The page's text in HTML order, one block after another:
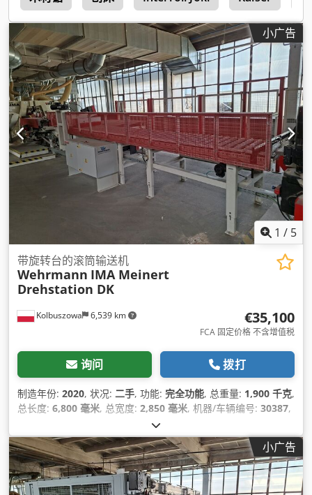
小广告
1 / 5
Kolbuszowa 6,539 km
带旋转台的滚筒输送机
Wehrmann IMA Meinert
Drehstation DK
€35,100
FCA 固定价格 不含增值税
询问 拨打
制造年份: 2020, 状况: 二手, 功能: 完全功能, 总重量: 1,900 千克,
总长度: 6,800 毫米, 总宽度: 2,850 毫米, 机器/车辆编号: 30387,
小广告